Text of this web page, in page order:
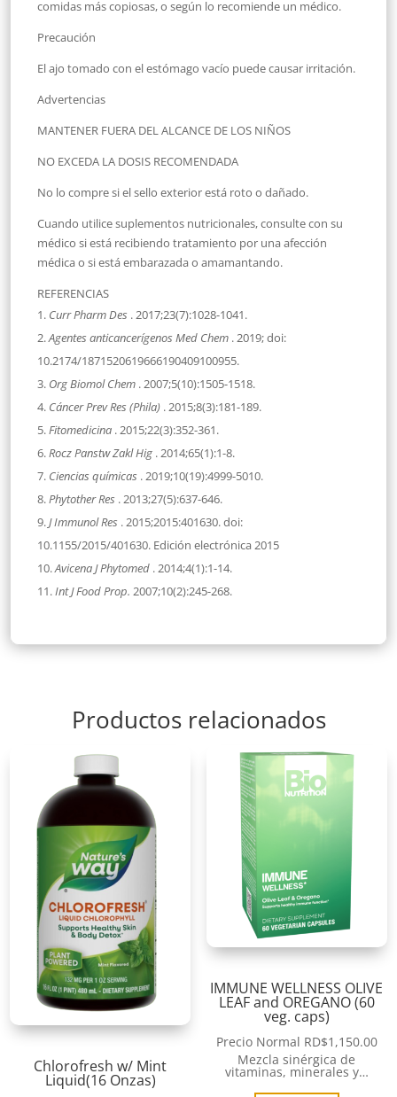
comidas más copiosas, o según lo recomiende un médico.
Precaución
El ajo tomado con el estómago vacío puede causar irritación.
Advertencias
MANTENER FUERA DEL ALCANCE DE LOS NIÑOS
NO EXCEDA LA DOSIS RECOMENDADA
No lo compre si el sello exterior está roto o dañado.
Cuando utilice suplementos nutricionales, consulte con su
médico si está recibiendo tratamiento por una afección
médica o si está embarazada o amamantando.
REFERENCIAS
Curr Pharm Des . 2017;23(7):1028-1041.
Agentes anticancerígenos Med Chem . 2019; doi:
10.2174/1871520619666190409100955.
Org Biomol Chem . 2007;5(10):1505-1518.
Cáncer Prev Res (Phila) . 2015;8(3):181-189.
Fitomedicina . 2015;22(3):352-361.
Rocz Panstw Zakl Hig . 2014;65(1):1-8.
Ciencias químicas . 2019;10(19):4999-5010.
Phytother Res . 2013;27(5):637-646.
J Immunol Res . 2015;2015:401630. doi:
10.1155/2015/401630. Edición electrónica 2015
Avicena J Phytomed . 2014;4(1):1-14.
Int J Food Prop. 2007;10(2):245-268.
Productos relacionados
Chlorofresh w/ Mint
Liquid(16 Onzas)
IMMUNE WELLNESS OLIVE
LEAF and OREGANO (60
veg. caps)
Precio Normal RD$1,150.00
Mezcla sinérgica de
vitaminas, minerales y…